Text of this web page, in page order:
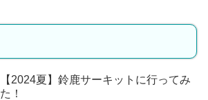
【2024夏】鈴鹿サーキットに行ってみ
た！